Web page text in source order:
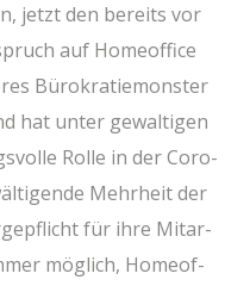
jetzt den bereits vor
auf Home­of­fice
Büro­kra­tie­mons­ter
hat unter gewal­ti­gen
Rol­le in der Coro­
Mehr­heit der
für ihre Mit­ar­
mög­lich, Home­of­